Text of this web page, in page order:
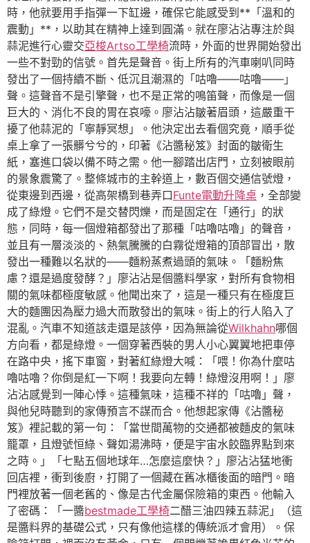
時，他就要用手指彈一下缸邊，確保它能感受到**「溫和的
震動」**，以助其在精神上達到圓滿。就在廖沾沾專注於與
蒜泥進行心靈交亞梭Artso工學椅流時，外面的世界開始發出
一些不對勁的信號。首先是聲音。街上所有的汽車喇叭同時
發出了一個持續不斷、低沉且潮濕的「咕嚕——咕嚕——」
聲。這聲音不是引擎聲，也不是正常的鳴笛聲，而像是一個
巨大的、消化不良的胃在哀嚎。廖沾沾皺著眉頭，這嚴重干
擾了他蒜泥的「寧靜冥想」。他決定出去看個究竟，順手從
桌上拿了一張髒兮兮的，印著《沾醬秘笈》封面的皺衛生
紙，塞進口袋以備不時之需。他一腳踏出店門，立刻被眼前
的景象震驚了。整條城市的主幹道上，數百個交通信號燈，
從東邊到西邊，從高架橋到巷弄口Funte電動升降桌 ，全部變
成了綠燈。它們不是交替閃爍，而是固定在「通行」的狀
態，同時，每一個燈箱都發出了那種「咕嚕咕嚕」的聲音，
並且有一層淡淡的、熱氣騰騰的白霧從燈箱的頂部冒出，散
發出一種難以名狀的——麵粉蒸煮過頭的氣味。「麵粉焦
慮？還是過度發酵？」廖沾沾是個醬料學家，對所有食物相
關的氣味都極度敏感。他聞出來了，這是一種只有在極度巨
大的麵團因為壓力過大而散發出的氣味。街上的行人陷入了
混亂。汽車不知道該走還是該停，因為無論從Wilkhahn哪個
方向看，都是綠燈。一個穿著西裝的男人小心翼翼地把車停
在路中央，搖下車窗，對著紅綠燈大喊：「喂！你為什麼咕
嚕咕嚕？你倒是紅一下啊！我要向左轉！綠燈沒用啊！」廖
沾沾感覺到一陣心悸。這種氣味，這種不祥的「咕嚕」聲，
與他兒時聽到的家傳預言不謀而合。他想起家傳《沾醬秘
笈》裡記載的第一句：「當世間萬物的交通都被麵皮的氣味
籠罩，且燈號恒綠、聲如湯沸時，便是宇宙水餃臨界點到來
之時。」「七點五個地球年…怎麼這麼快？」廖沾沾猛地衝
回店裡，衝到後廚，打開了一個藏在舊冰櫃後面的暗門。暗
門裡放著一個老舊的、像是古代金屬保險箱的東西。他輸入
了密碼：「一醬bestmade工學椅二醋三油四辣五蒜泥」（這
是醬料界的基礎公式，只有像他這樣的傳統派才會用）。保